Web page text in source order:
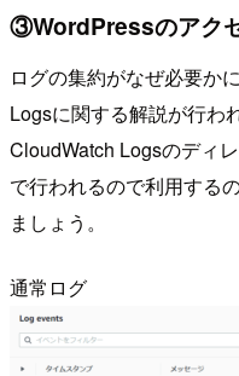
③WordPressのアク
ログの集約がなぜ必要か
Logsに関する解説が行わ
CloudWatch Logsのディ
で行われるので利用する
ましょう。
通常ログ